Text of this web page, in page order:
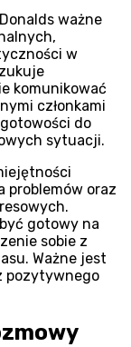
ważne
w
komunikować
członkami
do
sytuacji.
problemów oraz
gotowy na
sobie z
Ważne jest
pozytywnego